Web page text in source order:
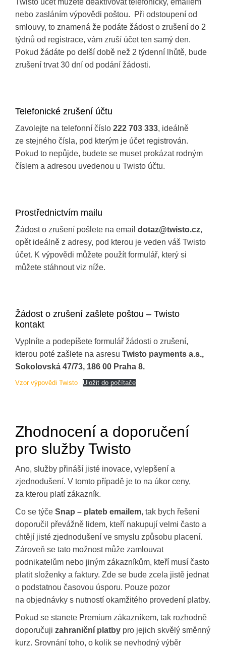
nebo zasláním výpovědi poštou. Při odstoupení od
smlouvy, to znamená že podáte žádost o zrušení do 2
týdnů od registrace, vám zruší účet ten samý den.
Pokud žádáte po delší době než 2 týdenní lhůtě, bude
zrušení trvat 30 dní od podání žádosti.
Telefonické zrušení účtu
Zavolejte na telefonní číslo 222 703 333, ideálně
ze stejného čísla, pod kterým je účet registrován.
Pokud to nepůjde, budete se muset prokázat rodným
číslem a adresou uvedenou u Twisto účtu.
Prostřednictvím mailu
Žádost o zrušení pošlete na email dotaz@twisto.cz,
opět ideálně z adresy, pod kterou je veden váš Twisto
účet. K výpovědi můžete použít formulář, který si
můžete stáhnout viz níže.
Žádost o zrušení zašlete poštou – Twisto
kontakt
Vyplníte a podepíšete formulář žádosti o zrušení,
kterou poté zašlete na asresu Twisto payments a.s.,
Sokolovská 47/73, 186 00 Praha 8.
Vzor výpovědi Twisto Uložit do počítače
Zhodnocení a doporučení
pro služby Twisto
Ano, služby přináší jisté inovace, vylepšení a
zjednodušení. V tomto případě je to na úkor ceny,
za kterou platí zákazník.
Co se týče Snap – plateb emailem, tak bych řešení
doporučil převážně lidem, kteří nakupují velmi často a
chtějí jisté zjednodušení ve smyslu způsobu placení.
Zároveň se tato možnost může zamlouvat
podnikatelům nebo jiným zákazníkům, kteří musí často
platit složenky a faktury. Zde se bude zcela jistě jednat
o podstatnou časovou úsporu. Pouze pozor
na objednávky s nutností okamžitého provedení platby.
Pokud se stanete Premium zákazníkem, tak rozhodně
doporučuji zahraniční platby pro jejich skvělý směnný
kurz. Srovnání toho, o kolik se nevhodný výběr